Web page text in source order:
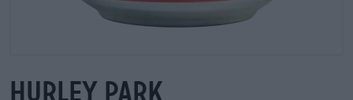
hurley park